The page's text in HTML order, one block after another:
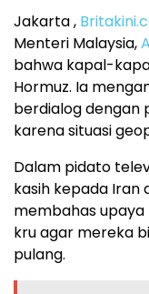
Jakarta ,
Menteri Malaysia,
bahwa kapal-
Hormuz. Ia
berdialog dengan
karena situasi
Dalam pidato
kasih kepada Iran
membahas
kru agar mereka
pulang.